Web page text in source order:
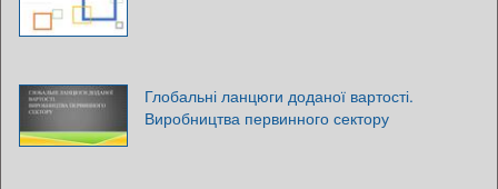
Глобальні ланцюги доданої вартості.
Виробництва первинного сектору